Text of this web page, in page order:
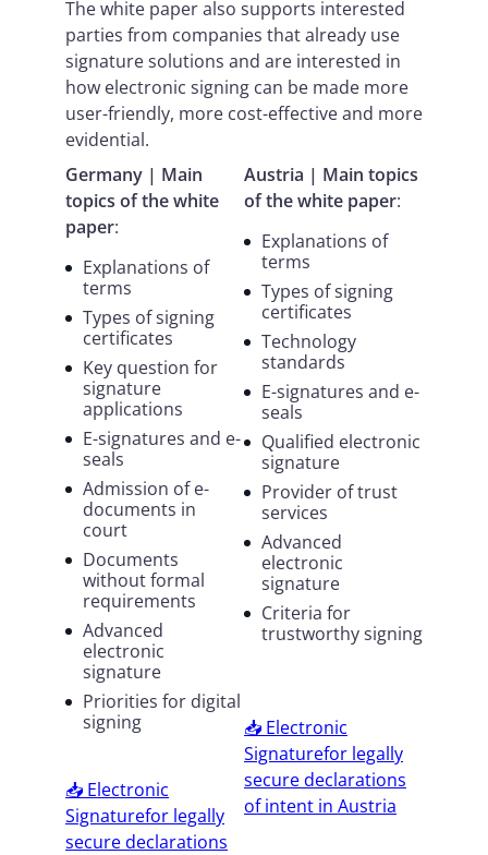
The white paper also supports interested
parties from companies that already use
signature solutions and are interested in
how electronic signing can be made more
user-friendly, more cost-effective and more
evidential.
Germany | Main
topics of the white
paper:
Explanations of
terms
Types of signing
certificates
Key question for
signature
applications
E-signatures and e-
seals
Admission of e-
documents in
court
Documents
without formal
requirements
Advanced
electronic
signature
Priorities for digital
signing
📥 Electronic
Signaturefor legally
secure declarations
Austria | Main topics
of the white paper:
Explanations of
terms
Types of signing
certificates
Technology
standards
E-signatures and e-
seals
Qualified electronic
signature
Provider of trust
services
Advanced
electronic
signature
Criteria for
trustworthy signing
📥 Electronic
Signaturefor legally
secure declarations
of intent in Austria